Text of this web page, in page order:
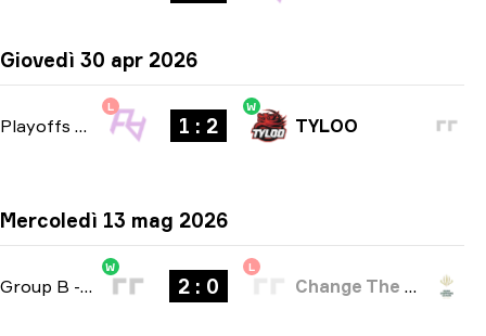
Giovedì 30 apr 2026
Playoffs bo3
L
1 : 2
W
TYLOO
Mercoledì 13 mag 2026
Group B - bo3
W
2 : 0
L
Change The Game